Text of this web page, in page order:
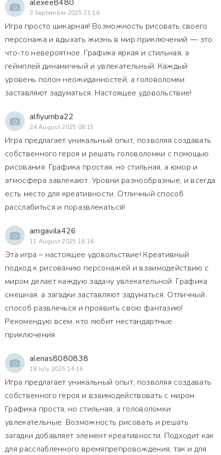
alexee8480
3 September 2025 21:16
Игра просто шикарная! Возможность рисовать своего
персонажа и вдыхать жизнь в мир приключений — это
что-то невероятное. Графика яркая и стильная, а
геймплей динамичный и увлекательный. Каждый
уровень полон неожиданностей, а головоломки
заставляют задуматься. Настоящее удовольствие!
alfiyumba22
24 August 2025 08:15
Игра предлагает уникальный опыт, позволяя создавать
собственного героя и решать головоломки с помощью
рисования. Графика простая, но стильная, а юмор и
атмосфера завлекают. Уровни разнообразные, и всегда
есть место для креативности. Отличный способ
расслабиться и поразвлекаться!
amgavila426
11 August 2025 16:16
Эта игра – настоящее удовольствие! Креативный
подход к рисованию персонажей и взаимодействию с
миром делает каждую задачу увлекательной. Графика
смешная, а загадки заставляют задуматься. Отличный
способ развлечься и проявить свою фантазию!
Рекомендую всем, кто любит нестандартные
приключения.
alenas8080838
18 July 2025 14:16
Игра предлагает уникальный опыт, позволяя создавать
собственного героя и взаимодействовать с миром.
Графика проста, но стильная, а головоломки
увлекательные. Возможность рисовать и решать
загадки добавляет элемент креативности. Подходит как
для расслабленного времяпрепровождения, так и для